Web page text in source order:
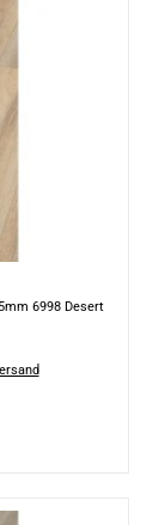
6998 Desert